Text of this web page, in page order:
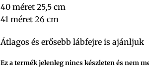
40 méret 25,5 cm
41 méret 26 cm
Átlagos és erősebb lábfejre is ajánljuk
Ez a termék jelenleg nincs készleten és nem